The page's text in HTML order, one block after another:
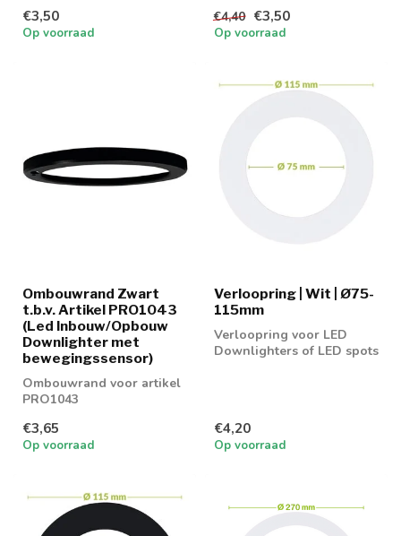
€3,50
Op voorraad
lichtkleuren
€4,40 €3,50
Op voorraad
Ombouwrand Zwart
t.b.v. Artikel PRO1043
(Led Inbouw/Opbouw
Downlighter met
bewegingssensor)
Ombouwrand voor artikel
PRO1043
€3,65
Op voorraad
Verloopring | Wit | Ø75-
115mm
Verloopring voor LED
Downlighters of LED spots
€4,20
Op voorraad